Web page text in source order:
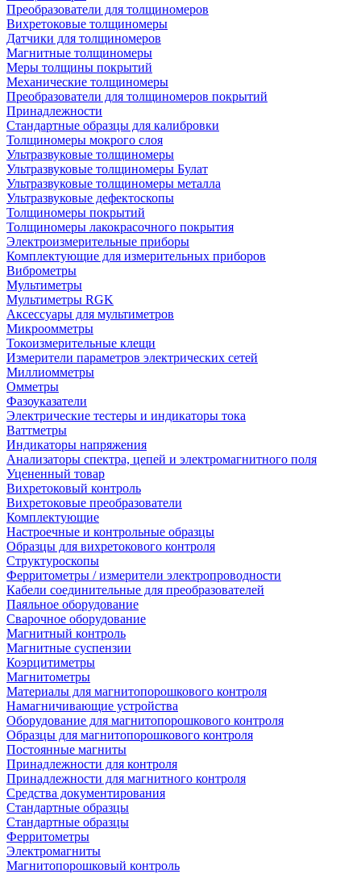
Преобразователи для толщиномеров
Вихретоковые толщиномеры
Датчики для толщиномеров
Магнитные толщиномеры
Меры толщины покрытий
Механические толщиномеры
Преобразователи для толщиномеров покрытий
Принадлежности
Стандартные образцы для калибровки
Толщиномеры мокрого слоя
Ультразвуковые толщиномеры
Ультразвуковые толщиномеры Булат
Ультразвуковые толщиномеры металла
Ультразвуковые дефектоскопы
Толщиномеры покрытий
Толщиномеры лакокрасочного покрытия
Электроизмерительные приборы
Комплектующие для измерительных приборов
Виброметры
Мультиметры
Мультиметры RGK
Аксессуары для мультиметров
Микроомметры
Токоизмерительные клещи
Измерители параметров электрических сетей
Миллиомметры
Омметры
Фазоуказатели
Электрические тестеры и индикаторы тока
Ваттметры
Индикаторы напряжения
Анализаторы спектра, цепей и электромагнитного поля
Уцененный товар
Вихретоковый контроль
Вихретоковые преобразователи
Комплектующие
Настроечные и контрольные образцы
Образцы для вихретокового контроля
Структуроскопы
Ферритометры / измерители электропроводности
Кабели соединительные для преобразователей
Паяльное оборудование
Сварочное оборудование
Магнитный контроль
Магнитные суспензии
Коэрцитиметры
Магнитометры
Материалы для магнитопорошкового контроля
Намагничивающие устройства
Оборудование для магнитопорошкового контроля
Образцы для магнитопорошкового контроля
Постоянные магниты
Принадлежности для контроля
Принадлежности для магнитного контроля
Средства документирования
Стандартные образцы
Стандартные образцы
Ферритометры
Электромагниты
Магнитопорошковый контроль